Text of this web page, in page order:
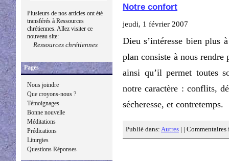
Plusieurs de nos articles ont été
transférés à Ressources
chrétiennes. Allez visiter ce
nouveau site:
Ressources chrétiennes
Pages
Nous joindre
Que croyons-nous ?
Témoignages
Bonne nouvelle
Méditations
Prédications
Liturgies
Questions Réponses
Notre confort
jeudi, 1 février 2007
Dieu s’intéresse bien plus
plan consiste à nous rendre
ainsi qu’il permet toutes
notre caractère : conflits,
sécheresse, et contretemps.
Publié dans: Autres | | Commentaires